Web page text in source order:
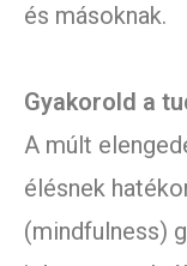
és másoknak.
Gyakorold a
A múlt
élésnek
(mindfulness)